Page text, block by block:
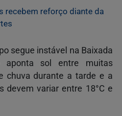
recebem reforço diante da
segue instável na Baixada
aponta sol entre muitas
chuva durante a tarde e a
devem variar entre 18°C e